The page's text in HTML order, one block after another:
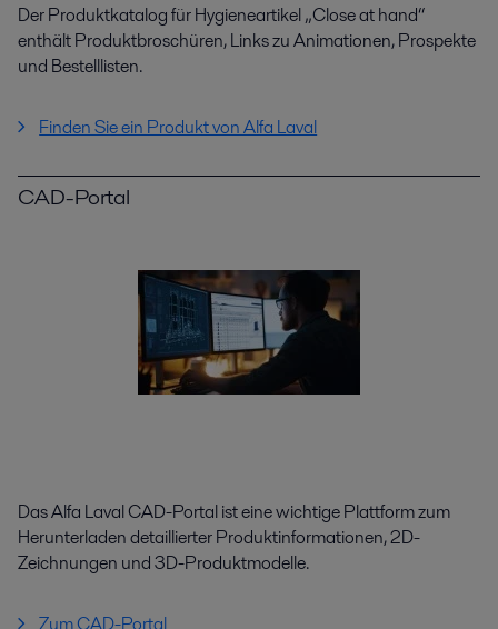
Der Produktkatalog für Hygieneartikel „Close at hand“
enthält Produktbroschüren, Links zu Animationen, Prospekte
und Bestelllisten.
Finden Sie ein Produkt von Alfa Laval
CAD-Portal
Das Alfa Laval CAD-Portal ist eine wichtige Plattform zum
Herunterladen detaillierter Produktinformationen, 2D-
Zeichnungen und 3D-Produktmodelle.